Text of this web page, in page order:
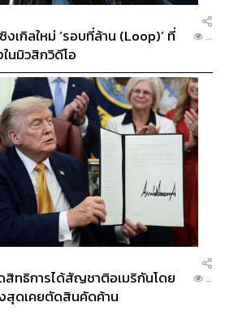
งเกิลใหม่ ‘รอบที่ล้าน (Loop)’ ที่
ในมิวสิกวิดีโอ
...
สิทธิการได้สัญชาติอเมริกันโดย
สุดเคยตัดสินคัดค้าน
...